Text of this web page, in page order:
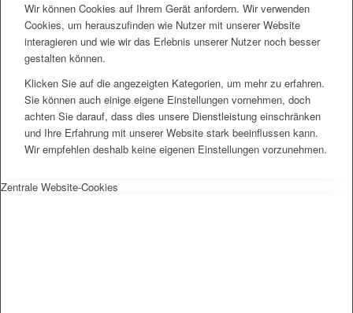
Wir können Cookies auf Ihrem Gerät anfordern. Wir verwenden
Cookies, um herauszufinden wie Nutzer mit unserer Website
interagieren und wie wir das Erlebnis unserer Nutzer noch besser
gestalten können.
Klicken Sie auf die angezeigten Kategorien, um mehr zu erfahren.
Sie können auch einige eigene Einstellungen vornehmen, doch
achten Sie darauf, dass dies unsere Dienstleistung einschränken
und Ihre Erfahrung mit unserer Website stark beeinflussen kann.
Wir empfehlen deshalb keine eigenen Einstellungen vorzunehmen.
Zentrale Website-Cookies